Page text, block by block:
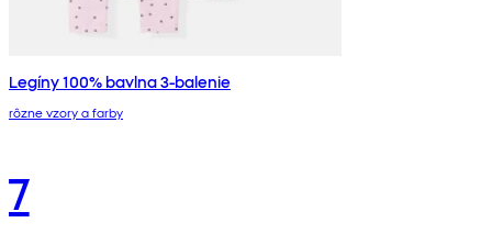
Legíny 100% bavlna 3-balenie
rôzne vzory a farby
7